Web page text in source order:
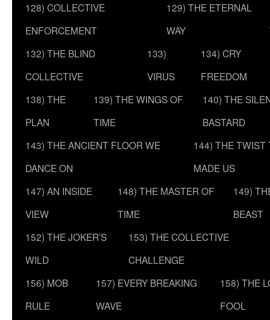
128) COLLECTIVE
ENFORCEMENT
129) THE ETERNAL
WAY
132) THE BLIND
COLLECTIVE
133)
VIRUS
134) CRY
FREEDOM
138) THE
PLAN
139) THE WINGS OF
TIME
140) THE
BASTARD
143) THE ANCIENT FLOOR WE
DANCE ON
144) THE TWIST
MADE US
147) AN INSIDE
VIEW
148) THE MASTER OF
TIME
149)
BEAST
152) THE JOKER’S
WILD
153) THE COLLECTIVE
CHALLENGE
156) MOB
RULE
157) EVERY BREAKING
WAVE
158) THE
FOOL